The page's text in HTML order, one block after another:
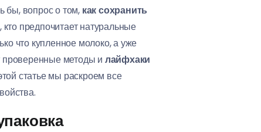
бы, вопрос о том, как сохранить
предпочитает натуральные
что купленное молоко, а уже
проверенные методы и лайфхаки
статье мы раскроем все